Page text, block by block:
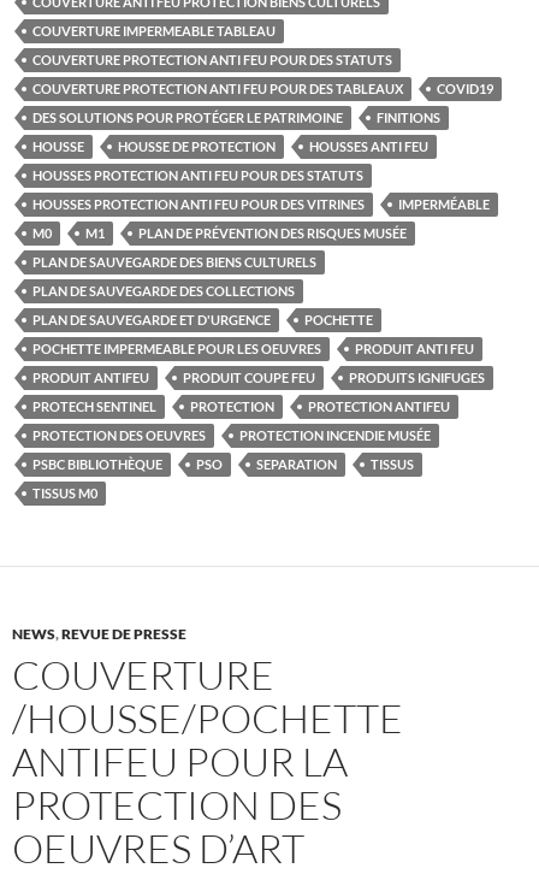
COUVERTURE IMPERMEABLE TABLEAU
COUVERTURE PROTECTION ANTI FEU POUR DES STATUTS
COUVERTURE PROTECTION ANTI FEU POUR DES TABLEAUX
COVID19
DES SOLUTIONS POUR PROTÉGER LE PATRIMOINE
FINITIONS
HOUSSE
HOUSSE DE PROTECTION
HOUSSES ANTI FEU
HOUSSES PROTECTION ANTI FEU POUR DES STATUTS
HOUSSES PROTECTION ANTI FEU POUR DES VITRINES
IMPERMÉABLE
M0
M1
PLAN DE PRÉVENTION DES RISQUES MUSÉE
PLAN DE SAUVEGARDE DES BIENS CULTURELS
PLAN DE SAUVEGARDE DES COLLECTIONS
PLAN DE SAUVEGARDE ET D'URGENCE
POCHETTE
POCHETTE IMPERMEABLE POUR LES OEUVRES
PRODUIT ANTI FEU
PRODUIT ANTIFEU
PRODUIT COUPE FEU
PRODUITS IGNIFUGES
PROTECH SENTINEL
PROTECTION
PROTECTION ANTIFEU
PROTECTION DES OEUVRES
PROTECTION INCENDIE MUSÉE
PSBC BIBLIOTHÈQUE
PSO SEPARATION
TISSUS
TISSUS M0
NEWS,REVUE DE PRESSE
COUVERTURE
/HOUSSE/POCHETTE
ANTIFEU POUR LA
PROTECTION DES
OEUVRES D’ART